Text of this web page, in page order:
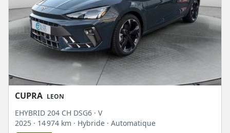
CUPRA LEON
EHYBRID 204 CH DSG6 · V
2025 · 14 974 km · Hybride · Automatique